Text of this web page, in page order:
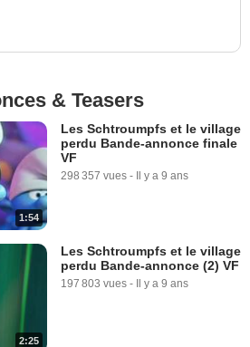
& Teasers
1:54
Les Schtroumpfs et le village
perdu Bande-annonce finale
VF
298 357 vues - Il y a 9 ans
2:25
Les Schtroumpfs et le village
perdu Bande-annonce (2) VF
197 803 vues - Il y a 9 ans